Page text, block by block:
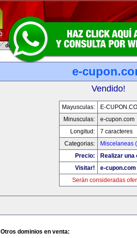
e-
Vendido!
Mayusculas:
E-
Minusculas:
e-cupon.com
Longitud:
7 caracteres
Categorias:
Miscelaneas
Precio:
Realizar una
Visitar!
e-cupon.com
Serán consideradas
Otros dominios en venta: